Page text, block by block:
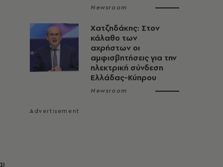
Newsroom
Χατζηδάκης: Στον
κάλαθο των
αχρήστων οι
αμφισβητήσεις για την
ηλεκτρική σύνδεση
Ελλάδας-Κύπρου
Newsroom